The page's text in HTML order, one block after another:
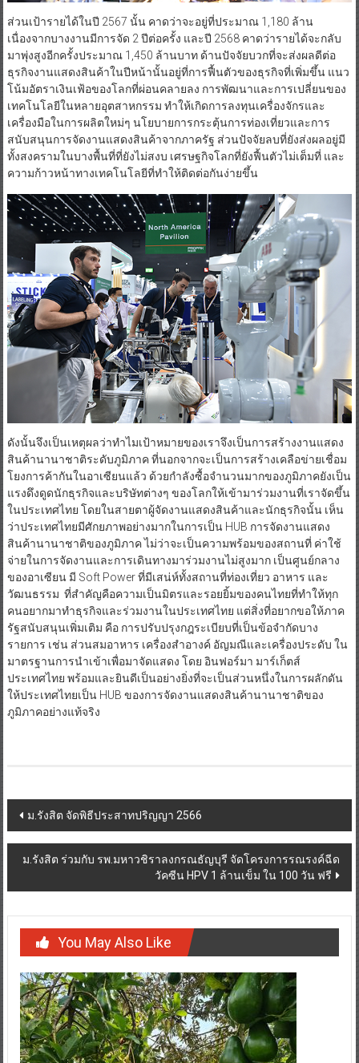
ส่วนเป้ารายได้ในปี 2567 นั้น คาดว่าจะอยู่ที่ประมาณ 1,180 ล้าน
เนื่องจากบางงานมีการจัด 2 ปีต่อครั้ง และปี 2568 คาดว่ารายได้จะกลับ
มาพุ่งสูงอีกครั้งประมาณ 1,450 ล้านบาท ด้านปัจจัยบวกที่จะส่งผลดีต่อ
ธุรกิจงานแสดงสินค้าในปีหน้านั้นอยู่ที่การฟื้นตัวของธุรกิจที่เพิ่มขึ้น แนว
โน้มอัตราเงินเฟ้อของโลกที่ผ่อนคลายลง การพัฒนาและการเปลี่ยนของ
เทคโนโลยีในหลายอุตสาหกรรม ทำให้เกิดการลงทุนเครื่องจักรและ
เครื่องมือในการผลิตใหม่ๆ นโยบายการกระตุ้นการท่องเที่ยวและการ
สนับสนุนการจัดงานแสดงสินค้าจากภาครัฐ ส่วนปัจจัยลบที่ยังส่งผลอยู่มี
ทั้งสงครามในบางพื้นที่ที่ยังไม่สงบ เศรษฐกิจโลกที่ยังฟื้นตัวไม่เต็มที่ และ
ความก้าวหน้าทางเทคโนโลยีที่ทำให้ติดต่อกันง่ายขึ้น
ดังนั้นจึงเป็นเหตุผลว่าทำไมเป้าหมายของเราจึงเป็นการสร้างงานแสดง
สินค้านานาชาติระดับภูมิภาค ที่นอกจากจะเป็นการสร้างเคลือข่ายเชื่อม
โยงการค้ากันในอาเซียนแล้ว ด้วยกำลังซื้อจำนวนมากของภูมิภาคยังเป็น
แรงดึงดูดนักธุรกิจและบริษัทต่างๆ ของโลกให้เข้ามาร่วมงานที่เราจัดขึ้น
ในประเทศไทย โดยในสายตาผู้จัดงานแสดงสินค้าและนักธุรกิจนั้น เห็น
ว่าประเทศไทยมีศักยภาพอย่างมากในการเป็น HUB การจัดงานแสดง
สินค้านานาชาติของภูมิภาค ไม่ว่าจะเป็นความพร้อมของสถานที่ ค่าใช้
จ่ายในการจัดงานและการเดินทางมาร่วมงานไม่สูงมาก เป็นศูนย์กลาง
ของอาเซียน มี Soft Power ที่มีเสน่ห์ทั้งสถานที่ท่องเที่ยว อาหาร และ
วัฒนธรรม ที่สำคัญคือความเป็นมิตรและรอยยิ้มของคนไทยที่ทำให้ทุก
คนอยากมาทำธุรกิจและร่วมงานในประเทศไทย แต่สิ่งที่อยากขอให้ภาค
รัฐสนับสนุนเพิ่มเติม คือ การปรับปรุงกฎระเบียบที่เป็นข้อจำกัดบาง
รายการ เช่น ส่วนสมอาหาร เครื่องสำอางค์ อัญมณีและเครื่องประดับ ใน
มาตรฐานการนำเข้าเพื่อมาจัดแสดง โดย อินฟอร์มา มาร์เก็ตส์
ประเทศไทย พร้อมและยินดีเป็นอย่างยิ่งที่จะเป็นส่วนหนึ่งในการผลักดัน
ให้ประเทศไทยเป็น HUB ของการจัดงานแสดงสินค้านานาชาติของ
ภูมิภาคอย่างแท้จริง
Post
navigation
ม.รังสิต จัดพิธีประสาทปริญญา 2566
ม.รังสิต ร่วมกับ รพ.มหาวชิราลงกรณธัญบุรี จัดโครงการรณรงค์ฉีด
วัคซีน HPV 1 ล้านเข็ม ใน 100 วัน ฟรี
You May Also Like